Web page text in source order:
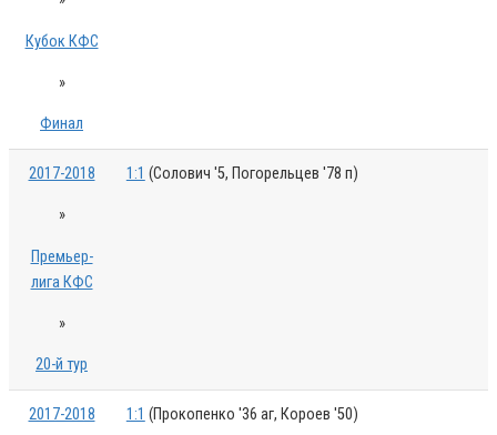
Кубок КФС
»
Финал
2017-2018
»
Премьер-
лига КФС
»
20-й тур
1:1 (Солович '5, Погорельцев '78 п)
2017-2018 1:1 (Прокопенко '36 аг, Короев '50)